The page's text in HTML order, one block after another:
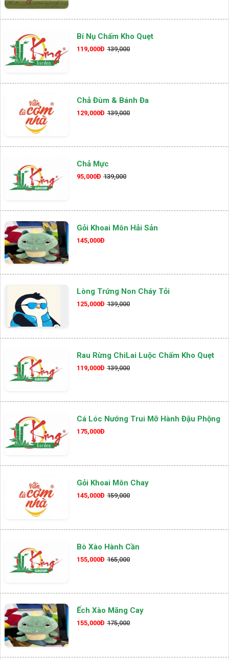
Bí Nụ Chấm Kho Quẹt
119,000Đ 139,000
Chả Đùm & Bánh Đa
129,000Đ 139,000
Chả Mực
95,000Đ 139,000
Gỏi Khoai Môn Hải Sản
145,000Đ
Lòng Trứng Non Cháy Tỏi
125,000Đ 139,000
Rau Rừng ChiLai Luộc Chấm Kho Quẹt
119,000Đ 139,000
Cá Lóc Nướng Trui Mỡ Hành Đậu Phộng
175,000Đ
Gỏi Khoai Môn Chay
145,000Đ 159,000
Bò Xào Hành Cần
155,000Đ 165,000
Ếch Xào Măng Cay
155,000Đ 175,000